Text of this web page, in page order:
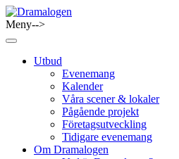
Skip
to
content
Meny-->
Utbud
Evenemang
Kalender
Våra scener & lokaler
Pågående projekt
Företagsutveckling
Tidigare evenemang
Om Dramalogen